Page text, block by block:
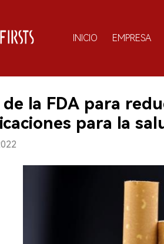
INICIO EMPRESA
de la FDA para
para la